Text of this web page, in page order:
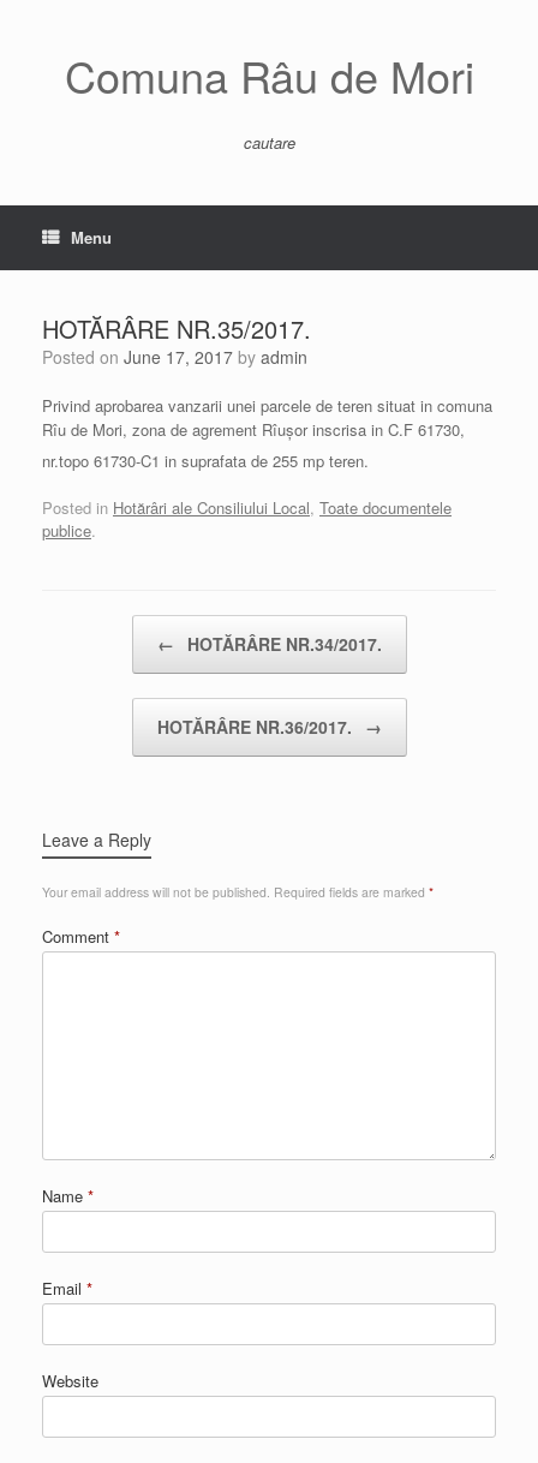
Comuna Râu de Mori
cautare
Menu
HOTĂRÂRE NR.35/2017.
Posted on June 17, 2017 by admin
Privind aprobarea vanzarii unei parcele de teren situat in comuna
Rîu de Mori, zona de agrement Rîușor inscrisa in C.F 61730,
nr.topo 61730-C1 in suprafata de 255 mp teren.
Posted in Hotărâri ale Consiliului Local, Toate documentele
publice.
← HOTĂRÂRE NR.34/2017.
HOTĂRÂRE NR.36/2017. →
Leave a Reply
Your email address will not be published. Required fields are marked *
Comment *
Name *
Email *
Website